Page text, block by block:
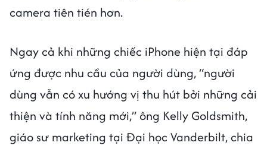
camera tiên tién hơn.
Ngay cả khi những chiếc iPhone hiện tại đáp
ứng được nhu cầu của người dùng, “người
dùng vẫn có xu hướng vị thu hút bởi những cải
thiện và tính năng mới,” ông Kelly Goldsmith,
giáo sư marketing tại Đại học Vanderbilt, chia